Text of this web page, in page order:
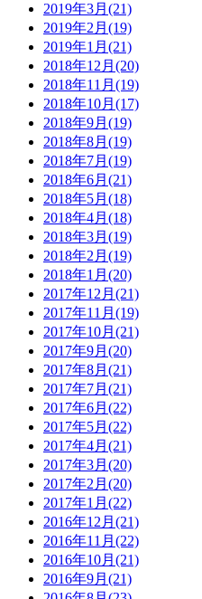
2019年3月(21)
2019年2月(19)
2019年1月(21)
2018年12月(20)
2018年11月(19)
2018年10月(17)
2018年9月(19)
2018年8月(19)
2018年7月(19)
2018年6月(21)
2018年5月(18)
2018年4月(18)
2018年3月(19)
2018年2月(19)
2018年1月(20)
2017年12月(21)
2017年11月(19)
2017年10月(21)
2017年9月(20)
2017年8月(21)
2017年7月(21)
2017年6月(22)
2017年5月(22)
2017年4月(21)
2017年3月(20)
2017年2月(20)
2017年1月(22)
2016年12月(21)
2016年11月(22)
2016年10月(21)
2016年9月(21)